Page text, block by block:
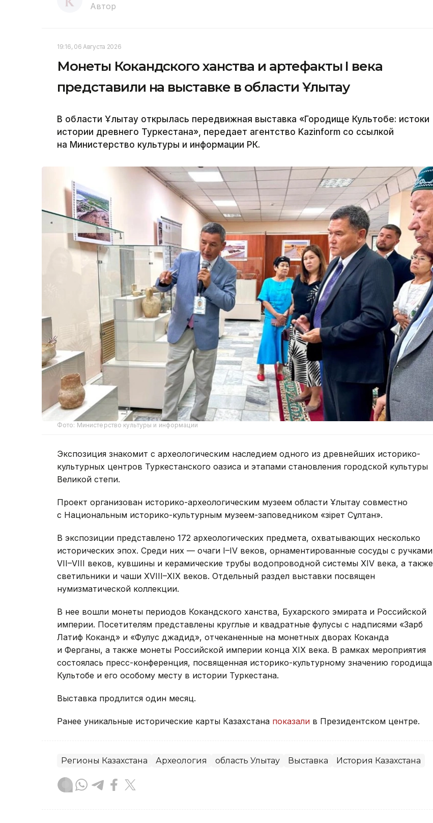
Автор
19:16, 06 Августа 2026
Монеты Кокандского ханства и артефакты I века
представили на выставке в области Ұлытау
В области Ұлытау открылась передвижная выставка «Городище Культобе: истоки
истории древнего Туркестана», передает агентство Kazinform со ссылкой
на Министерство культуры и информации РК.
Фото: Министерство культуры и информации
Экспозиция знакомит с археологическим наследием одного из древнейших историко-
культурных центров Туркестанского оазиса и этапами становления городской культуры
Великой степи.
Проект организован историко-археологическим музеем области Ұлытау совместно
с Национальным историко-культурным музеем-заповедником «Әзірет Сұлтан».
В экспозиции представлено 172 археологических предмета, охватывающих несколько
исторических эпох. Среди них — очаги I–IV веков, орнаментированные сосуды с ручками
VII–VIII веков, кувшины и керамические трубы водопроводной системы XIV века, а также
светильники и чаши XVIII–XIX веков. Отдельный раздел выставки посвящен
нумизматической коллекции.
В нее вошли монеты периодов Кокандского ханства, Бухарского эмирата и Российской
империи. Посетителям представлены круглые и квадратные фулусы с надписями «Зарб
Латиф Коканд» и «Фулус джадид», отчеканенные на монетных дворах Коканда
и Ферганы, а также монеты Российской империи конца XIX века. В рамках мероприятия
состоялась пресс-конференция, посвященная историко-культурному значению городища
Культобе и его особому месту в истории Туркестана.
Выставка продлится один месяц.
Ранее уникальные исторические карты Казахстана показали в Президентском центре.
Регионы Казахстана Археология область Улытау Выставка История Казахстана